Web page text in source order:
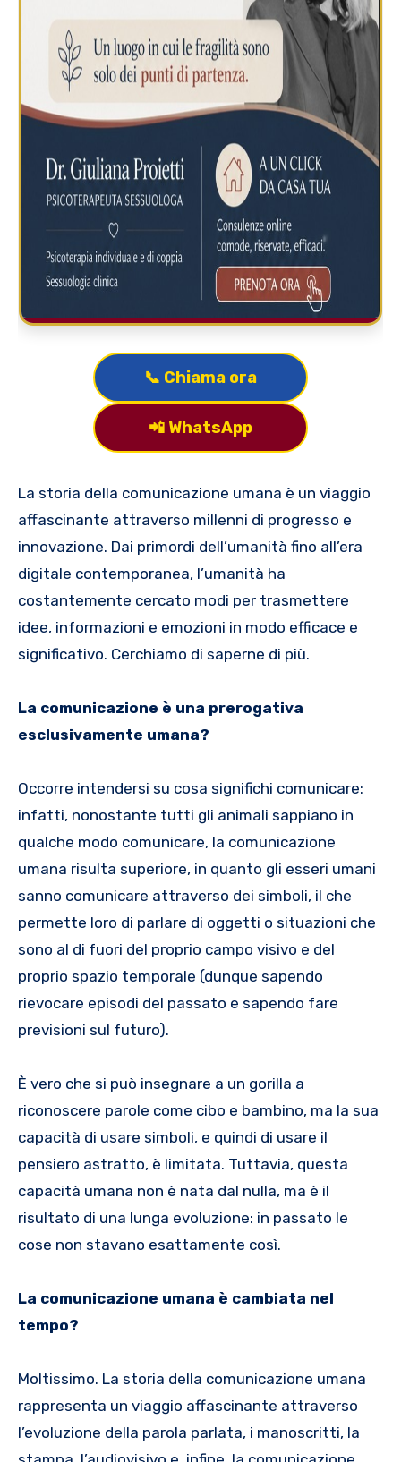
📞 Chiama ora
📲 WhatsApp
La storia della comunicazione umana è un viaggio
affascinante attraverso millenni di progresso e
innovazione. Dai primordi dell’umanità fino all’era
digitale contemporanea, l’umanità ha
costantemente cercato modi per trasmettere
idee, informazioni e emozioni in modo efficace e
significativo. Cerchiamo di saperne di più.
La comunicazione è una prerogativa
esclusivamente umana?
Occorre intendersi su cosa significhi comunicare:
infatti, nonostante tutti gli animali sappiano in
qualche modo comunicare, la comunicazione
umana risulta superiore, in quanto gli esseri umani
sanno comunicare attraverso dei simboli, il che
permette loro di parlare di oggetti o situazioni che
sono al di fuori del proprio campo visivo e del
proprio spazio temporale (dunque sapendo
rievocare episodi del passato e sapendo fare
previsioni sul futuro).
È vero che si può insegnare a un gorilla a
riconoscere parole come cibo e bambino, ma la sua
capacità di usare simboli, e quindi di usare il
pensiero astratto, è limitata. Tuttavia, questa
capacità umana non è nata dal nulla, ma è il
risultato di una lunga evoluzione: in passato le
cose non stavano esattamente così.
La comunicazione umana è cambiata nel
tempo?
Moltissimo. La storia della comunicazione umana
rappresenta un viaggio affascinante attraverso
l’evoluzione della parola parlata, i manoscritti, la